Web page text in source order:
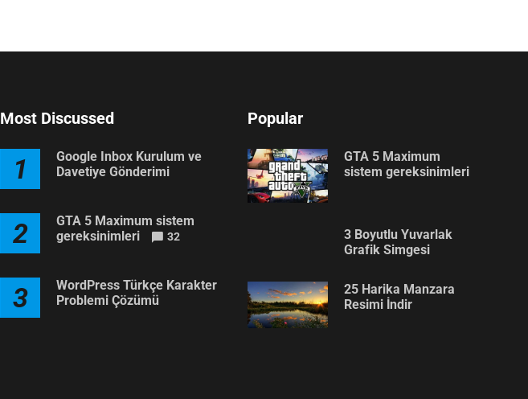
Most Discussed
1
Google Inbox Kurulum ve
Davetiye Gönderimi
2
GTA 5 Maximum sistem
gereksinimleri
32
3
WordPress Türkçe Karakter
Problemi Çözümü
Popular
GTA 5 Maximum
sistem gereksinimleri
3 Boyutlu Yuvarlak
Grafik Simgesi
25 Harika Manzara
Resimi İndir